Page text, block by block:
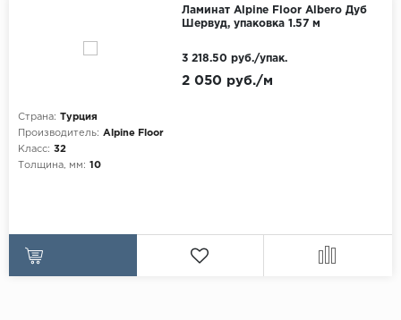
Ламинат Alpine Floor Albero Дуб
Шервуд, упаковка 1.57 м
Страна: Турция
Производитель: Alpine Floor
Класс: 32
Толщина, мм: 10
2 050 руб./м
3 218.50 руб./упак.